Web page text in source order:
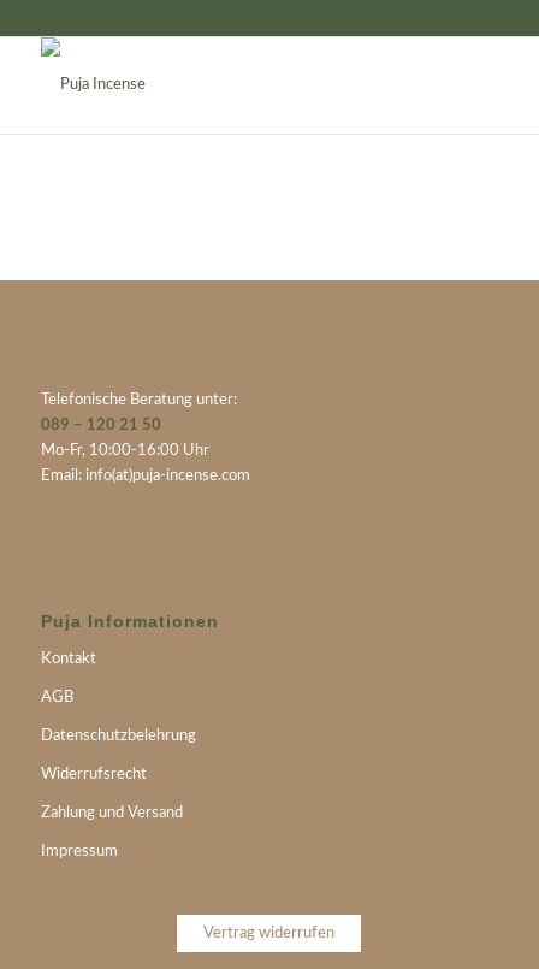
Telefonische Beratung unter:
089 – 120 21 50
Mo-Fr, 10:00-16:00 Uhr
Email: info(at)puja-incense.com
Puja Informationen
Kontakt
AGB
Datenschutzbelehrung
Widerrufsrecht
Zahlung und Versand
Impressum
Vertrag widerrufen